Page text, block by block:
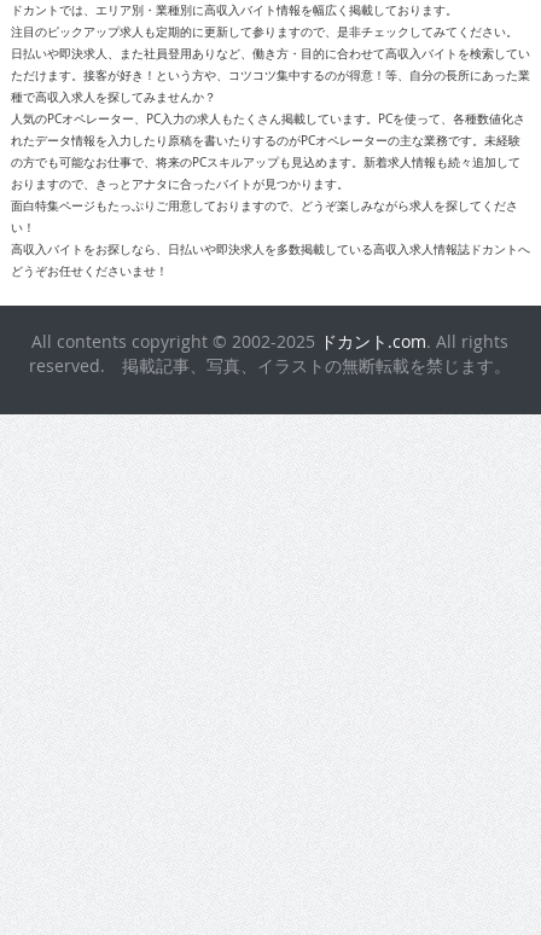
ドカントでは、エリア別・業種別に高収入バイト情報を幅広く掲載しております。
注目のピックアップ求人も定期的に更新して参りますので、是非チェックしてみてください。
日払いや即決求人、また社員登用ありなど、働き方・目的に合わせて高収入バイトを検索してい
ただけます。接客が好き！という方や、コツコツ集中するのが得意！等、自分の長所にあった業
種で高収入求人を探してみませんか？
人気のPCオペレーター、PC入力の求人もたくさん掲載しています。PCを使って、各種数値化さ
れたデータ情報を入力したり原稿を書いたりするのがPCオペレーターの主な業務です。未経験
の方でも可能なお仕事で、将来のPCスキルアップも見込めます。新着求人情報も続々追加して
おりますので、きっとアナタに合ったバイトが見つかります。
面白特集ページもたっぷりご用意しておりますので、どうぞ楽しみながら求人を探してくださ
い！
高収入バイトをお探しなら、日払いや即決求人を多数掲載している高収入求人情報誌ドカントへ
どうぞお任せくださいませ！
All contents copyright © 2002-2025 ドカント.com. All rights
reserved. 掲載記事、写真、イラストの無断転載を禁じます。